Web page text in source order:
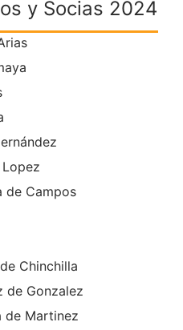
y Socias 2024
de Campos
Chinchilla
de Gonzalez
de Martinez